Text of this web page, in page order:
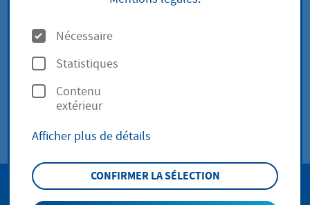
Trinkwasser
Zählergebühr
O
p
t
i
n
s
Nécessaire
Statistiques
Contenu
extérieur
Afficher plus de détails
CONFIRMER LA SÉLECTION